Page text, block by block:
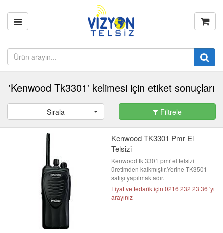
'Kenwood Tk3301' kelimesi için etiket sonuçları
Sırala Filtrele
Kenwood TK3301 Pmr El
Telsizi
Kenwood tk 3301 pmr el telsizi
üretimden kalkmıştır.Yerine TK3501
satışı yapılmaktadır.
Fiyat ve tedarik için 0216 232 23 36 'yı
arayınız